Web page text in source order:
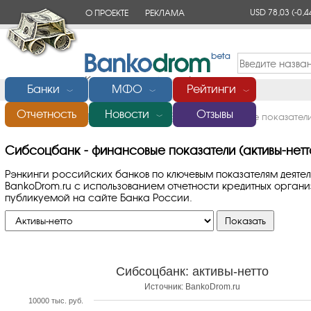
О ПРОЕКТЕ РЕКЛАМА USD 78,03(-
Банки ﹀ МФО ﹀ Рейтинги ﹀
Отчетность Новости ﹀ Отзывы
Главная/Банки России/Сибсоцбанк /Финансовые
Сибсоцбанк - финансовые показатели (активы-
Рэнкинги российских банков по ключевым показателям
BankoDrom.ru с использованием отчетности кредитных
публикуемой на сайте Банка России.
Сибсоцбанк: активы-нетто
Источник: BankoDrom.ru
10000 тыс. руб.